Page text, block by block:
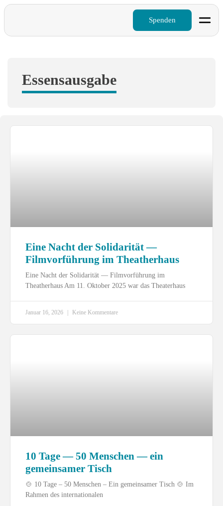
Spenden
Essensausgabe
Eine Nacht der Solidarität —
Filmvorführung im Theatherhaus
Eine Nacht der Solidarität — Filmvorführung im
Theatherhaus Am 11. Oktober 2025 war das Theaterhaus
Januar 16, 2026 Keine Kommentare
10 Tage — 50 Menschen — ein
gemeinsamer Tisch
🍲 10 Tage – 50 Menschen – Ein gemeinsamer Tisch 🍲 Im
Rahmen des internationalen